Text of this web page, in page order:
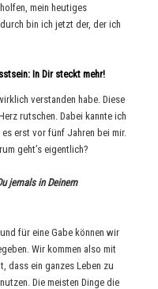
mein heutiges
bin ich jetzt der, der ich
In Dir steckt mehr!
verstanden habe. Diese
rutschen. Dabei kannte ich
erst vor fünf Jahren bei mir.
geht’s eigentlich?
jemals in Deinem
für eine Gabe können wir
Wir kommen also mit
dass ein ganzes Leben zu
Die meisten Dinge die